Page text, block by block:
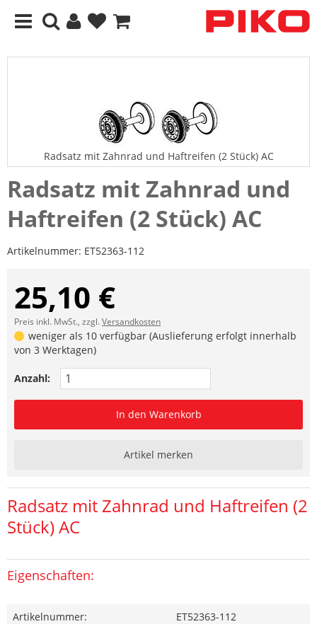
Radsatz mit Zahnrad und Haftreifen (2 Stück) AC
Radsatz mit Zahnrad und
Haftreifen (2 Stück) AC
Artikelnummer: ET52363-112
25,10 €
Preis inkl. MwSt., zzgl.Versandkosten
weniger als 10 verfügbar (Auslieferung erfolgt innerhalb
von 3 Werktagen)
Anzahl:
In den Warenkorb
Artikel merken
Radsatz mit Zahnrad und Haftreifen (2
Stück) AC
Eigenschaften:
Artikelnummer:
ET52363-112